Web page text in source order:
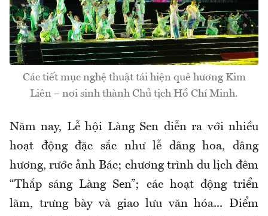
Các tiết mục nghệ thuật tái hiện quê hương Kim
Liên – nơi sinh thành Chủ tịch Hồ Chí Minh.
Năm nay, Lễ hội Làng Sen diễn ra với nhiều
hoạt động đặc sắc như lễ dâng hoa, dâng
hương, rước ảnh Bác; chương trình du lịch đêm
“Thắp sáng Làng Sen”; các hoạt động triển
lãm, trưng bày và giao lưu văn hóa... Điểm